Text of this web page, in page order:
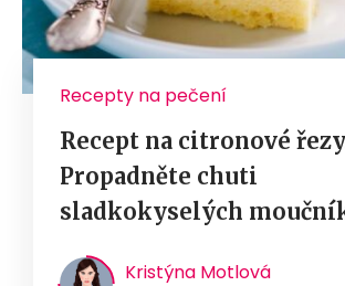
Recepty na pečení
Recept na citronové
Propadněte chuti
sladkokyselých
Kristýna Motlová